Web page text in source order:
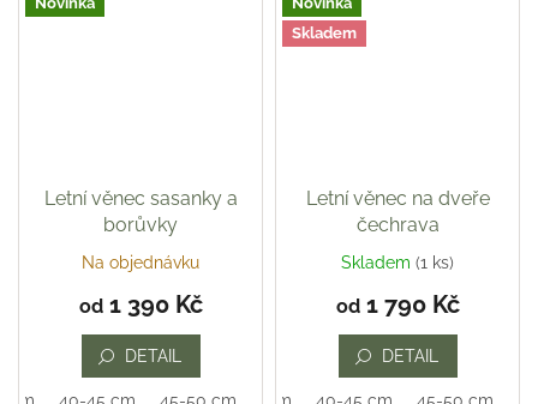
Letní věnec sasanky a
borůvky
Průměrné
produktu
Na objednávku
od1 390 Kč
DETAIL
Skladem
Letní věnec na dveře
čechrava
Skladem (1 ks)
od1 790 Kč
DETAIL